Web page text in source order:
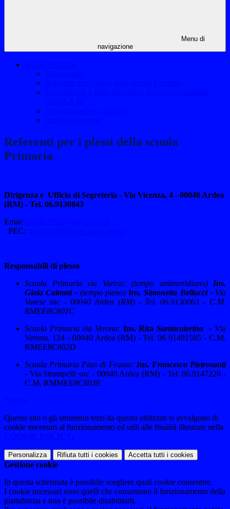
Menu di
navigazione
Referenti per i plessi della scuola
Primaria
Dirigenza e Ufficio di Segreteria - Via Vicenza, 4 - 00040 Ardea
(RM) - Tel. 06.9130843
Emai:
PEC:
Responsabili di plesso
Scuola Primaria via Varese: (tempo antimeridiano)
Ins.
Gioia Caimmi - (tempo pieno) Ins. Simonetta Bellucci - Via
Varese snc - 00040 Ardea (RM) - Tel. 06.9130063 - C.M.
RMEE8C801C
Scuola Primaria via Verona: Ins.Rita Santacaterina -Via
Verona, 124 - 00040 Ardea (RM) - Tel. 06 91491585 - C.M.
RMEE8C802D
Scuola Primaria Pian di Frasso: Ins. Francesco Pietrosanti
- Via Strampelli snc - 00040 Ardea (RM) - Tel. 06.9147220 -
C.M. RMMEE8C803E
Questo sito o gli strumenti terzi da questo utilizzati si avvalgono di
cookie necessari al funzionamento ed utili alle finalità illustrate nella
.
Personalizza Rifiuta tutti i cookies Accetta tutti i cookies
Gestione cookie
In questa schermata è possibile scegliere quali cookie consentire.
I cookie necessari sono quelli che consentono il funzionamento della
piattaforma e non è possibile disabilitarli.